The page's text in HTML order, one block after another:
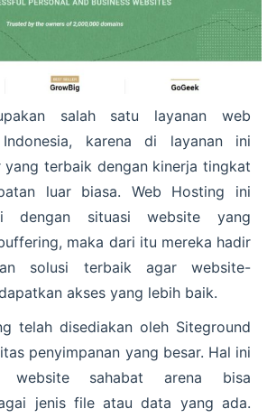
salah satu layanan web
karena di layanan ini
terbaik dengan kinerja tingkat
luar biasa. Web Hosting ini
dengan situasi website yang
maka dari itu mereka hadir
solusi terbaik agar website-
akses yang lebih baik.
telah disediakan oleh Siteground
penyimpanan yang besar. Hal ini
website sahabat arena bisa
jenis file atau data yang ada.